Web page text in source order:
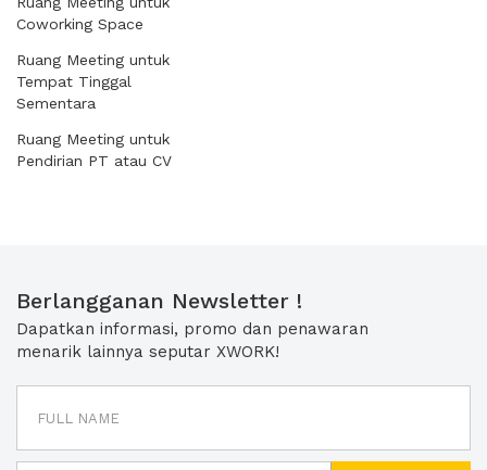
Coworking Space
Ruang Meeting untuk
Tempat Tinggal
Sementara
Ruang Meeting untuk
Pendirian PT atau CV
Berlangganan Newsletter !
Dapatkan informasi, promo dan penawaran
menarik lainnya seputar XWORK!